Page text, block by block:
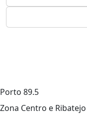
Porto 89.5
Zona Centro e Ribatejo